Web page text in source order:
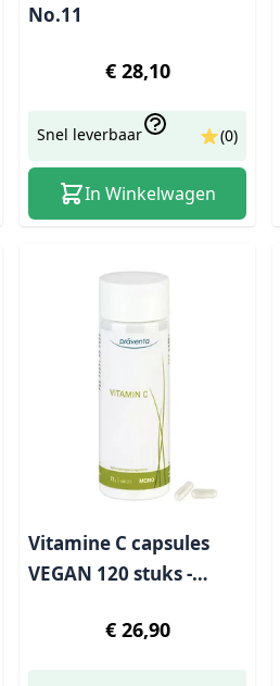
No.11
€ 28,10
Snel leverbaar (0)
In Winkelwagen
Vitamine C capsules
VEGAN 120 stuks -
€ 26,90